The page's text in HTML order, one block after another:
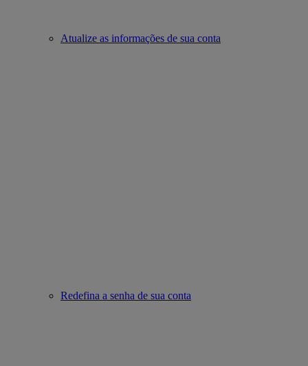
Atualize as informações de sua conta
Redefina a senha de sua conta